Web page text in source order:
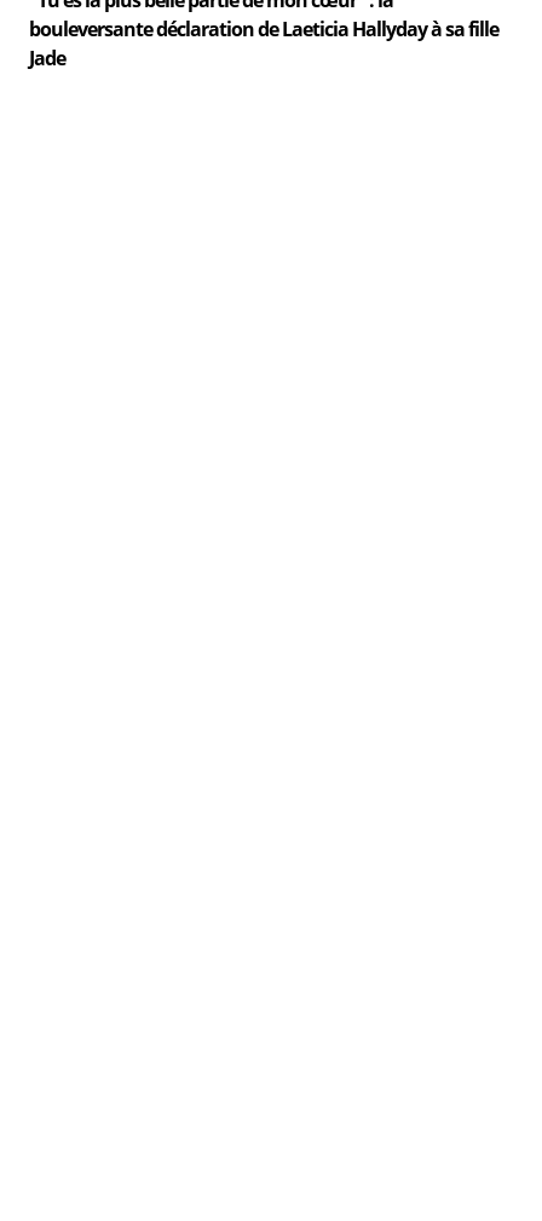
bouleversante déclaration de Laeticia Hallyday à sa fille
Jade